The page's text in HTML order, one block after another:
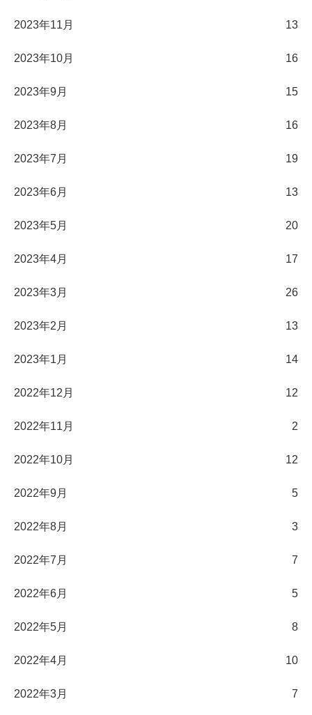
2023年11月 13
2023年10月 16
2023年9月 15
2023年8月 16
2023年7月 19
2023年6月 13
2023年5月 20
2023年4月 17
2023年3月 26
2023年2月 13
2023年1月 14
2022年12月 12
2022年11月 2
2022年10月 12
2022年9月 5
2022年8月 3
2022年7月 7
2022年6月 5
2022年5月 8
2022年4月 10
2022年3月 7